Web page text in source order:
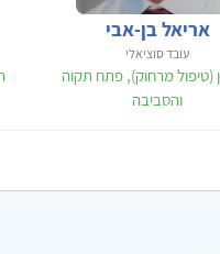
אריאל בן-אבי
עובד סוציאלי
(טיפול מרחוק), פתח תקוה
והסביבה